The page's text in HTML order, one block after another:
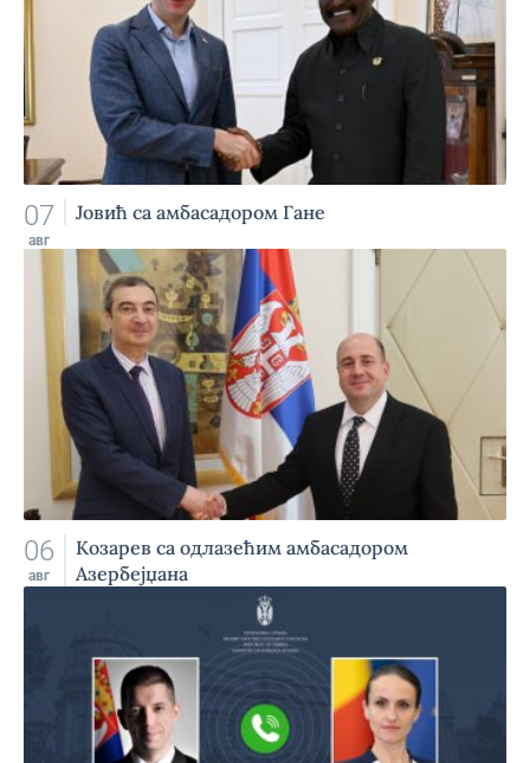
07
авг
Јовић са амбасадором Гане
06
авг
Козарев са одлазећим амбасадором
Азербејџана